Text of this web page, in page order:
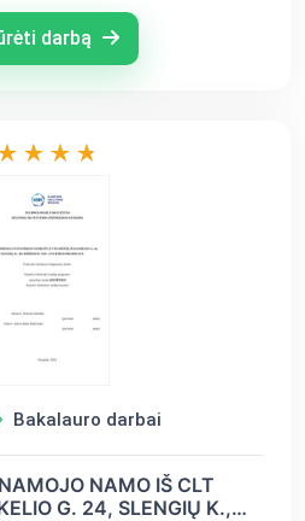
darbą
Bakalauro darbai
NAMO IŠ CLT
G. 24, SLENGIŲ K.,